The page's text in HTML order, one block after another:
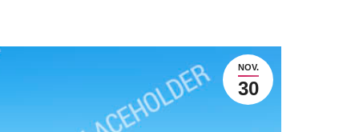
NOV.
30